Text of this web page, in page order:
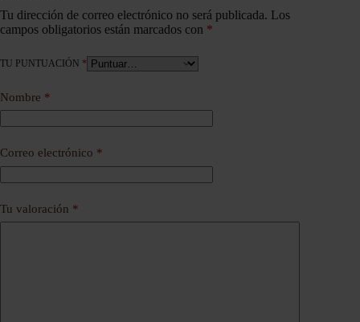
Tu dirección de correo electrónico no será publicada. Los
campos obligatorios están marcados con *
TU PUNTUACIÓN *
Nombre *
Correo electrónico *
Tu valoración *